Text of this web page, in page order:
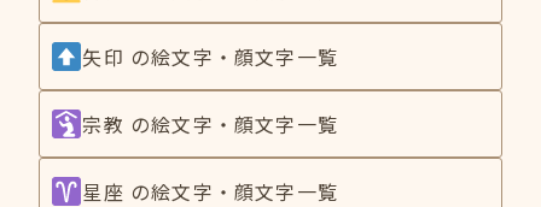
矢印 の絵文字・顔文字一覧
宗教 の絵文字・顔文字一覧
星座 の絵文字・顔文字一覧